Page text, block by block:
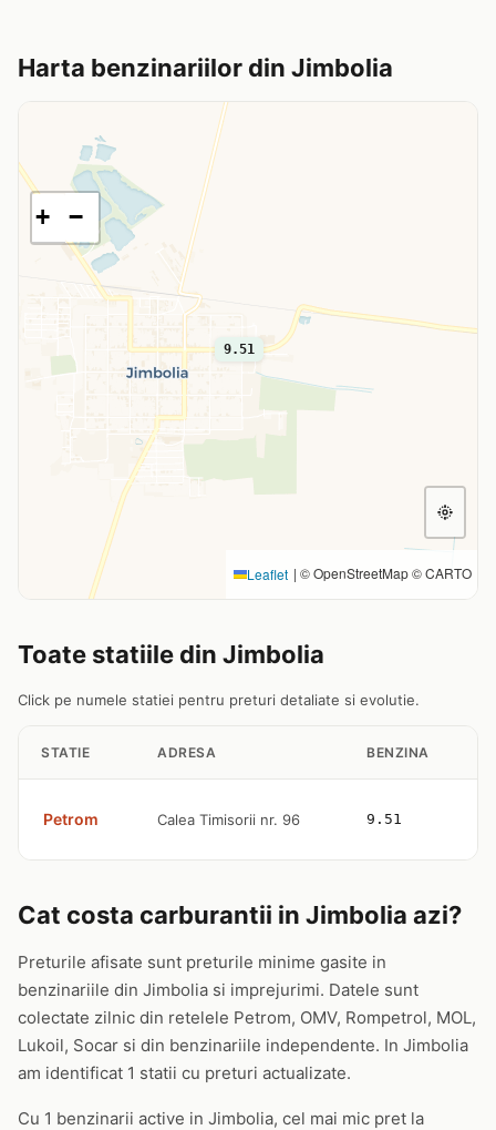
Harta benzinariilor din Jimbolia
9.51
+ −
Leaflet | © OpenStreetMap © CARTO
Toate statiile din Jimbolia
Click pe numele statiei pentru preturi detaliate si evolutie.
STATIE ADRESA BENZINA
Petrom Calea Timisorii nr. 96 9.51
Cat costa carburantii in Jimbolia azi?
Preturile afisate sunt preturile minime gasite in
benzinariile din Jimbolia si imprejurimi. Datele sunt
colectate zilnic din retelele Petrom, OMV, Rompetrol, MOL,
Lukoil, Socar si din benzinariile independente. In Jimbolia
am identificat 1 statii cu preturi actualizate.
Cu 1 benzinarii active in Jimbolia, cel mai mic pret la